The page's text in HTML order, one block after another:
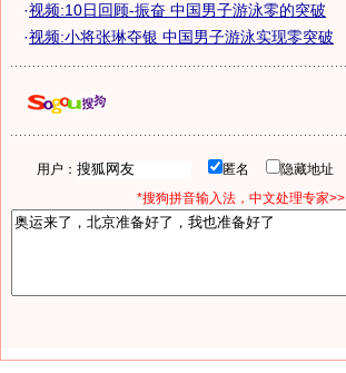
·视频:10日回顾-振奋 中国男子游泳零的突破
·视频:小将张琳夺银 中国男子游泳实现零突破
用户： 匿名 隐藏地址
*搜狗拼音输入法，中文处理专家>>